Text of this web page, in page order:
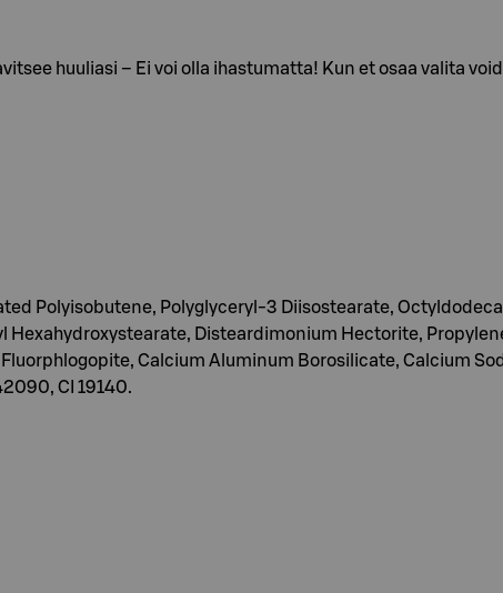
huuliasi – Ei voi olla ihastumatta! Kun et osaa valita
Polyisobutene, Polyglyceryl-3 Diisostearate,
Hexahydroxystearate, Disteardimonium Hectorite,
Calcium Aluminum Borosilicate, Calcium
CI 19140.